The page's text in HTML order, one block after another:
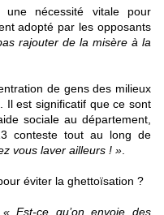
une nécessité vitale pour
adopté par les opposants
rajouter de la misère à la
de gens des milieux
Il est significatif que ce sont
sociale au département,
conteste tout au long de
vous laver ailleurs ! »
éviter la ghettoïsation ?
« Est-ce qu’on envoie des